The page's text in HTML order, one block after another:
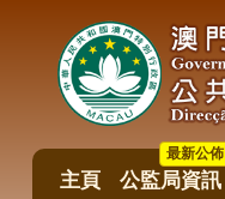
主頁 公監局資訊
最新公佈